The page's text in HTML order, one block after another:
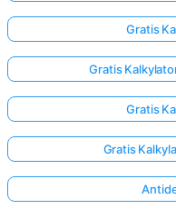
Gratis
Gratis
Gratis
Gratis